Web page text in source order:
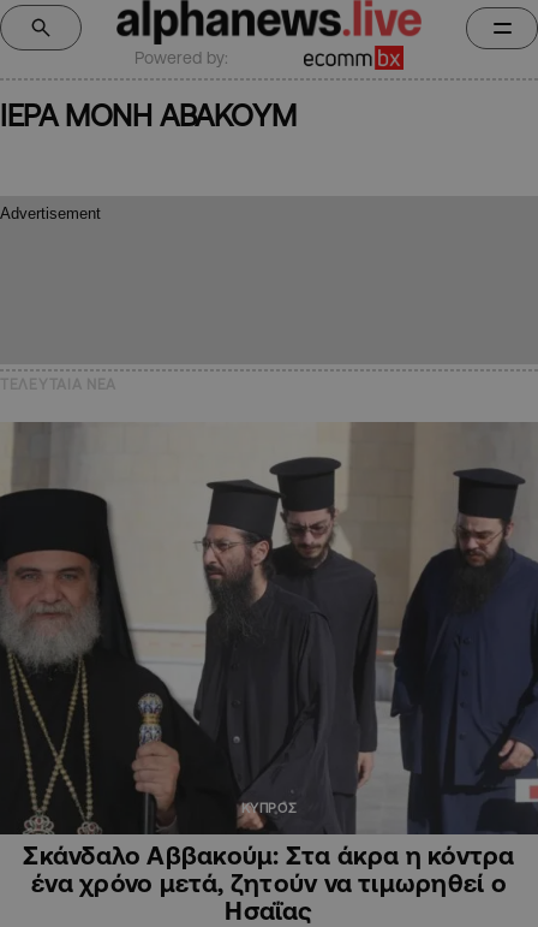
Powered by:
ΙΕΡΑ ΜΟΝΗ ΑΒΑΚΟΥΜ
ΚΥΠΡΟΣ
Σκάνδαλο Αββακούμ: Στα άκρα η κόντρα
ένα χρόνο μετά, ζητούν να τιμωρηθεί ο
Ησαΐας